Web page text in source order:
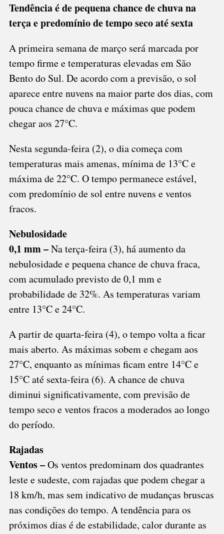
Tendência é de pequena chance de chuva na
terça e predomínio de tempo seco até sexta
A primeira semana de março será marcada por
tempo firme e temperaturas elevadas em São
Bento do Sul. De acordo com a previsão, o sol
aparece entre nuvens na maior parte dos dias, com
pouca chance de chuva e máximas que podem
chegar aos 27°C.
Nesta segunda-feira (2), o dia começa com
temperaturas mais amenas, mínima de 13°C e
máxima de 22°C. O tempo permanece estável,
com predomínio de sol entre nuvens e ventos
fracos.
Nebulosidade
0,1 mm –Na terça-feira (3), há aumento da
nebulosidade e pequena chance de chuva fraca,
com acumulado previsto de 0,1 mm e
probabilidade de 32%. As temperaturas variam
entre 13°C e 24°C.
A partir de quarta-feira (4), o tempo volta a ficar
mais aberto. As máximas sobem e chegam aos
27°C, enquanto as mínimas ficam entre 14°C e
15°C até sexta-feira (6). A chance de chuva
diminui significativamente, com previsão de
tempo seco e ventos fracos a moderados ao longo
do período.
Rajadas
Ventos –Os ventos predominam dos quadrantes
leste e sudeste, com rajadas que podem chegar a
18 km/h, mas sem indicativo de mudanças bruscas
nas condições do tempo. A tendência para os
próximos dias é de estabilidade, calor durante as